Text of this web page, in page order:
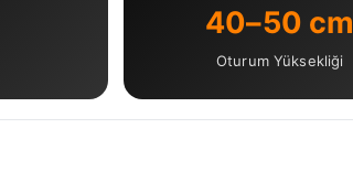
40–50 cm
Oturum Yüksekliği